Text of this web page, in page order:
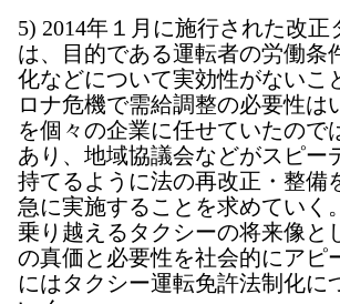
5) 2014年１月に施行された改
は、目的である運転者の労働条
化などについて実効性がないこ
ロナ危機で需給調整の必要性は
を個々の企業に任せていたので
あり、地域協議会などがスピー
持てるように法の再改正・整備
急に実施することを求めていく
乗り越えるタクシーの将来像と
の真価と必要性を社会的にアピ
にはタクシー運転免許法制化に